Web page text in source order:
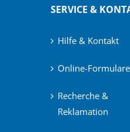
SERVICE &
Hilfe & Kontakt
Online-Formulare
Recherche &
Reklamation